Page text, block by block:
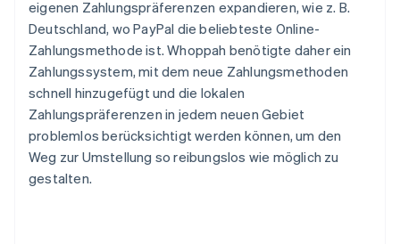
eigenen Zahlungspräferenzen expandieren, wie z. B.
Deutschland, wo PayPal die beliebteste Online-
Zahlungsmethode ist. Whoppah benötigte daher ein
Zahlungssystem, mit dem neue Zahlungsmethoden
schnell hinzugefügt und die lokalen
Zahlungspräferenzen in jedem neuen Gebiet
problemlos berücksichtigt werden können, um den
Weg zur Umstellung so reibungslos wie möglich zu
gestalten.